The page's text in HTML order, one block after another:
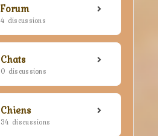
Forum
4 discussions
Chats
0 discussions
Chiens
34 discussions